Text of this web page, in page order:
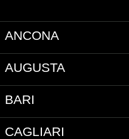
ANCONA
AUGUSTA
BARI
CAGLIARI